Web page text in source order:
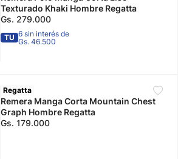
Texturado Khaki Hombre Regatta
Gs. 279.000
TU 6 sin interés de
Gs. 46.500
Regatta
Remera Manga Corta Mountain Chest
Graph Hombre Regatta
Gs. 179.000